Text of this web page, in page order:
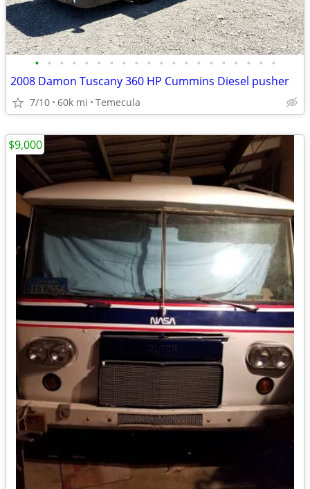
• • • • • • • • • • • • • • • • • • • •
2008 Damon Tuscany 360 HP Cummins Diesel pusher
7/10 60k mi Temecula
$9,000